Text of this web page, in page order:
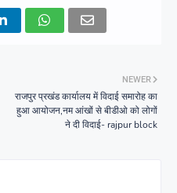
NEWER
राजपुर प्रखंड कार्यालय में विदाई समारोह का
हुआ आयोजन,नम आंखों से बीडीओ को लोगों
ने दी विदाई- rajpur block